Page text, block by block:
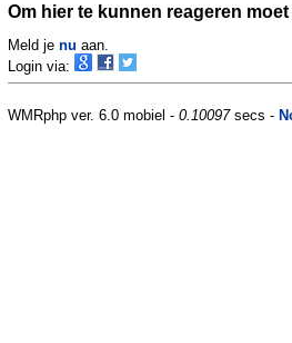
Om hier te kunnen reageren
Meld je nu aan.
Login via:
WMRphp ver. 6.0 mobiel - 0.10097secs -